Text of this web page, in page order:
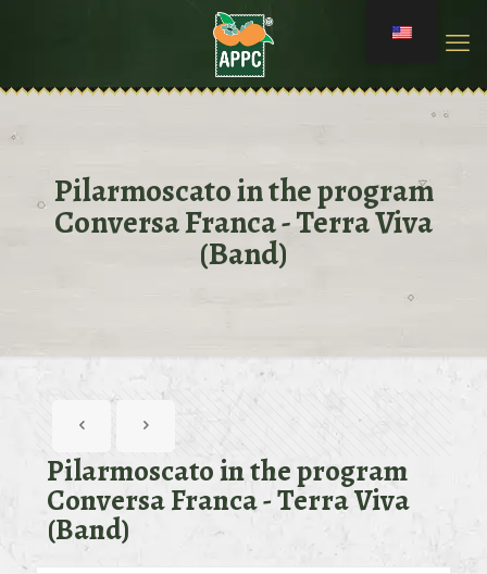
Pilarmoscato in the program
Conversa Franca - Terra Viva
(Band)
Pilarmoscato in the program
Conversa Franca - Terra Viva
(Band)